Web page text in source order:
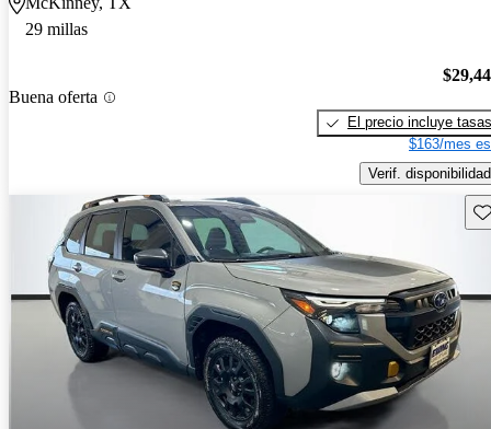
29 millas
Buena oferta
El precio incluye tasas
$163/mes
Verif. disponibilidad